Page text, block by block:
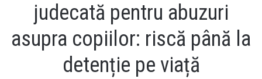
judecată pentru abuzuri
asupra copiilor: riscă până la
detenție pe viață